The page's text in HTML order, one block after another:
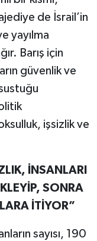
de İsrail’in
yayılma
Barış için
güvenlik ve
işsizlik ve
İNSANLARI
SONRA
İTİYOR”
sayısı, 190